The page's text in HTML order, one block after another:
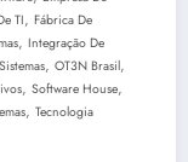
TI, Fábrica De
, Integração De
, OT3N Brasil,
, Software House,
, Tecnologia